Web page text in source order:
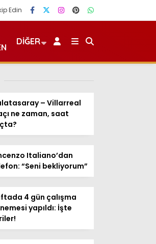
Edin
DIĞER
– Villarreal
ne zaman, saat
Italiano’dan
“Seni bekliyorum”
4 gün çalışma
yapıldı: İşte